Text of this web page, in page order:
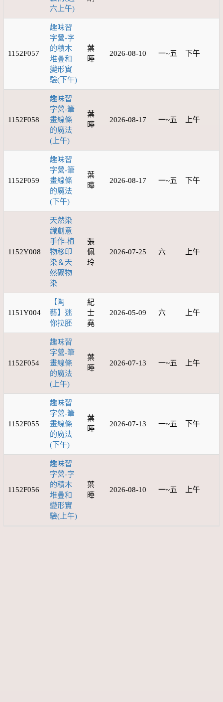
六上午)
1152F057
趣味習
字營-字
的積木
堆疊和
變形實
驗(下午)
葉
曄
2026-08-10 一~五 下午
1152F058
趣味習
字營-筆
畫線條
的魔法
(上午)
葉
曄
2026-08-17 一~五 上午
1152F059
趣味習
字營-筆
畫線條
的魔法
(下午)
葉
曄
2026-08-17 一~五 下午
1152Y008
天然染
織創意
手作-植
物移印
染＆天
然礦物
染
張
佩
玲
2026-07-25 六 上午
1151Y004
【陶
藝】迷
你拉胚
紀
士
堯
2026-05-09 六 上午
1152F054
趣味習
字營-筆
畫線條
的魔法
(上午)
葉
曄
2026-07-13 一~五 上午
1152F055
趣味習
字營-筆
畫線條
的魔法
(下午)
葉
曄
2026-07-13 一~五 下午
1152F056
趣味習
字營-字
的積木
堆疊和
變形實
驗(上午)
葉
曄
2026-08-10 一~五 上午